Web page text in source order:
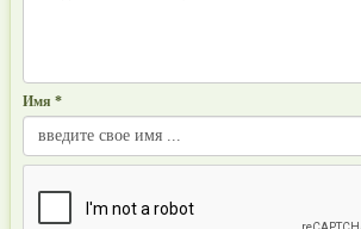
Имя *